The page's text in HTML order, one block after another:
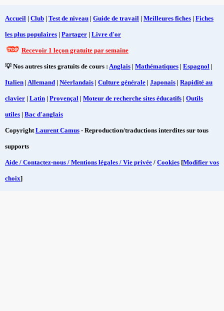
Accueil | Club | Test de niveau | Guide de travail | Meilleures fiches | Fiches
les plus populaires | Partager | Livre d'or
Recevoir 1 leçon gratuite par semaine
💡 Nos autres sites gratuits de cours : Anglais | Mathématiques | Espagnol |
Italien | Allemand | Néerlandais | Culture générale | Japonais | Rapidité au
clavier | Latin | Provençal | Moteur de recherche sites éducatifs | Outils
utiles | Bac d'anglais
CopyrightLaurent Camus - Reproduction/traductions interdites sur tous
supports
Aide / Contactez-nous / Mentions légales / Vie privée / Cookies [Modifier vos
choix]